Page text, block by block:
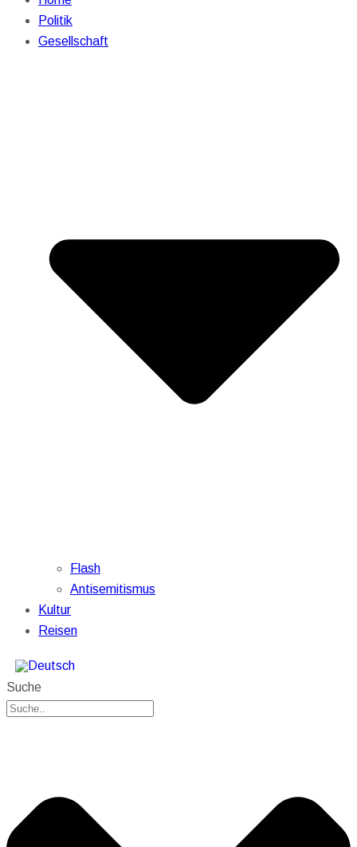
Politik
Gesellschaft
Flash
Antisemitismus
Kultur
Reisen
Suche